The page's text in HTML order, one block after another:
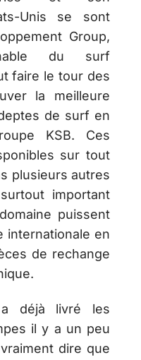
Unis se sont
Group,
du surf
faire le tour des
la meilleure
de surf en
KSB. Ces
sur tout
plusieurs autres
important
puissent
internationale en
de rechange
déjà livré les
il y a un peu
dire que